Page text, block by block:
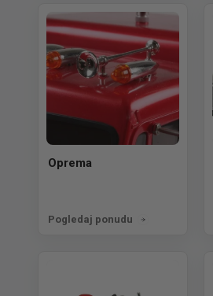
Oprema
Pogledaj ponudu